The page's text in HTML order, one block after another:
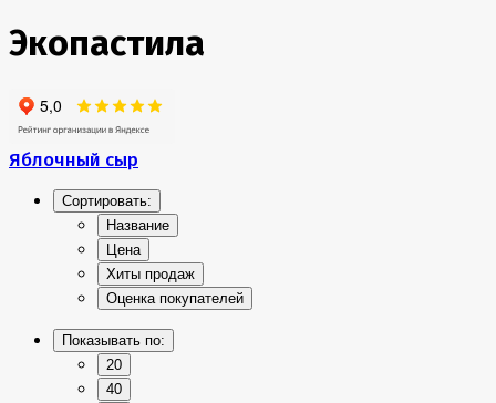
Экопастила
Яблочный сыр
Сортировать:
Название
Цена
Хиты продаж
Оценка покупателей
Показывать по:
20
40